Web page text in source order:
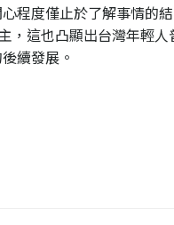
程度僅止於了解事情的
，這也凸顯出台灣年輕
續發展。